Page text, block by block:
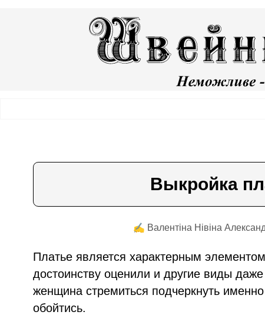
Выкройка
✍️ Валентiна Нiвiна
Платье является характерным
достоинству оценили и другие виды
женщина стремиться подчеркнуть
обойтись.